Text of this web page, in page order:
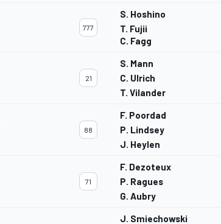
777
S. Hoshino
T. Fujii
C. Fagg
21
S. Mann
C. Ulrich
T. Vilander
88
F. Poordad
P. Lindsey
J. Heylen
71
F. Dezoteux
P. Ragues
G. Aubry
J. Smiechowski